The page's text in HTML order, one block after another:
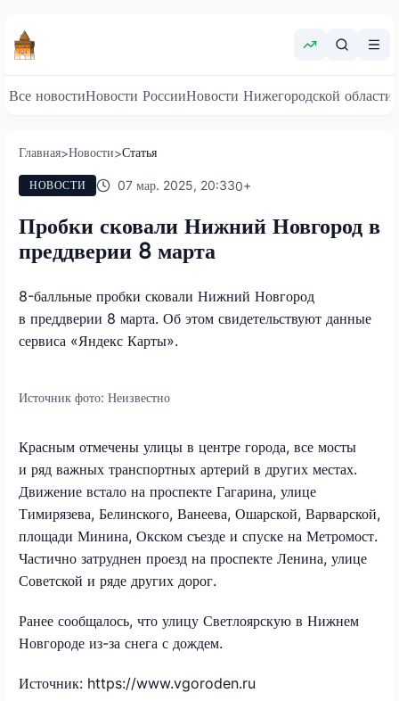
Все новостиНовости РоссииНовости Нижегородской области
Главная>Новости>Статья
НОВОСТИ 07 мар. 2025, 20:330+
Пробки сковали Нижний Новгород в
преддверии 8 марта
8-балльные пробки сковали Нижний Новгород
в преддверии 8 марта. Об этом свидетельствуют данные
сервиса «Яндекс Карты».
Источник фото: Неизвестно
Красным отмечены улицы в центре города, все мосты
и ряд важных транспортных артерий в других местах.
Движение встало на проспекте Гагарина, улице
Тимирязева, Белинского, Ванеева, Ошарской, Варварской,
площади Минина, Окском съезде и спуске на Метромост.
Частично затруднен проезд на проспекте Ленина, улице
Советской и ряде других дорог.
Ранее сообщалось, что улицу Светлоярскую в Нижнем
Новгороде из-за снега с дождем.
Источник: https://www.vgoroden.ru